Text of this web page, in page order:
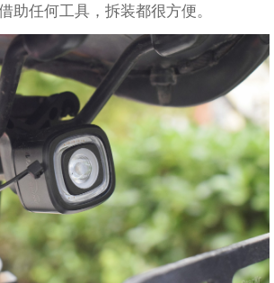
助任何工具，拆装都很方便。